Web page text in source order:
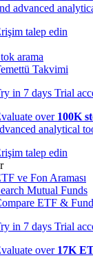
advanced
talep edin
arama
Takvimi
in 7 days Trial
over 100K
analytical
talep edin
ve Fon Araması
Mutual Funds
ETF &
in 7 days Trial
over 17K